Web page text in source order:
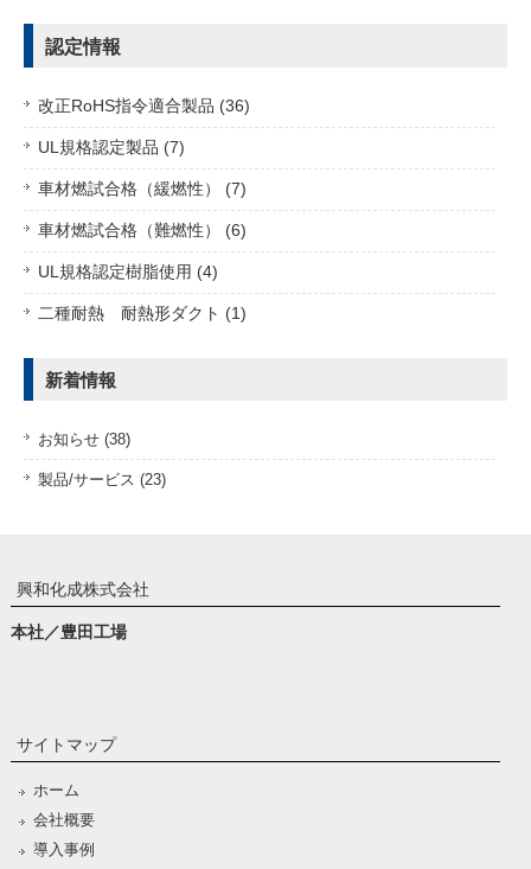
認定情報
改正RoHS指令適合製品 (36)
UL規格認定製品 (7)
車材燃試合格（緩燃性） (7)
車材燃試合格（難燃性） (6)
UL規格認定樹脂使用 (4)
二種耐熱 耐熱形ダクト (1)
新着情報
お知らせ (38)
製品/サービス (23)
興和化成株式会社
本社／豊田工場
サイトマップ
ホーム
会社概要
導入事例